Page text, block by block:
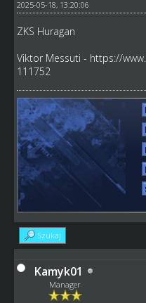
2025-05-18, 13:20:06
ZKS Huragan
Viktor Messuti - https://
111752
Szukaj
Kamyk01
Manager